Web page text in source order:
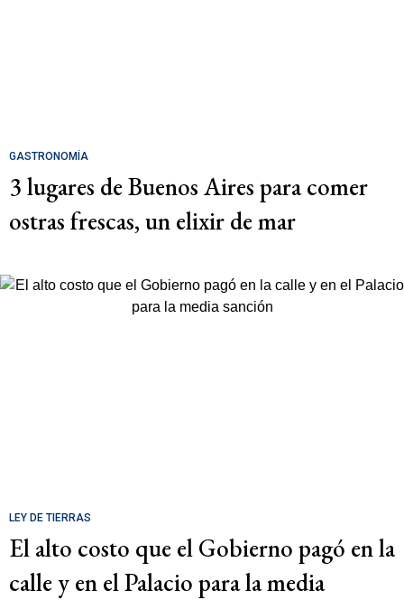
GASTRONOMÍA
3 lugares de Buenos Aires para comer
ostras frescas, un elixir de mar
LEY DE TIERRAS
El alto costo que el Gobierno pagó en la
calle y en el Palacio para la media